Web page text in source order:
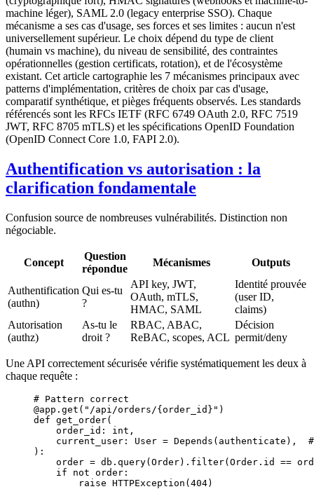
machine léger), SAML 2.0 (legacy enterprise SSO). Chaque
mécanisme a ses cas d'usage, ses forces et ses limites : aucun n'est
universellement supérieur. Le choix dépend du type de client
(humain vs machine), du niveau de sensibilité, des contraintes
opérationnelles (gestion certificats, rotation), et de l'écosystème
existant. Cet article cartographie les 7 mécanismes principaux avec
patterns d'implémentation, critères de choix par cas d'usage,
comparatif synthétique, et pièges fréquents observés. Les standards
référencés sont les RFCs IETF (RFC 6749 OAuth 2.0, RFC 7519
JWT, RFC 8705 mTLS) et les spécifications OpenID Foundation
(OpenID Connect Core 1.0, FAPI 2.0).
Authentification vs autorisation : la
clarification fondamentale
Confusion source de nombreuses vulnérabilités. Distinction non
négociable.
Concept
Question
répondue
Mécanismes Outputs
Authentification
(authn)
Qui es-tu
?
API key, JWT,
OAuth, mTLS,
HMAC, SAML
Identité prouvée
(user ID,
claims)
Autorisation
(authz)
As-tu le
droit ?
RBAC, ABAC,
ReBAC, scopes, ACL
Décision
permit/deny
Une API correctement sécurisée vérifie systématiquement les deux à
chaque requête :
# Pattern correct
@app.get ( "/api/orders/{order_id} " )
def get_order(
    order_id:
int ,
    current_user: User
= Depends(authenticate),
):
    order
= db.query(Order).filter(Order.id ==
    if
not order:
        raise
HTTPException(404)